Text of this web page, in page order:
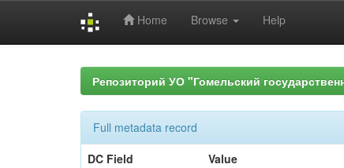
Home Browse Help
Репозиторий УО "Гомельский
Full metadata record
DC Field
Value